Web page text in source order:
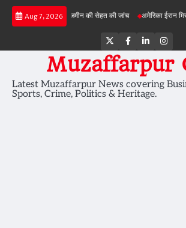
Skip
Aug 7, 2026
परियोजनाओं में जमीन की सेहत की जांच अमेरिका ईरान मिसाइल हमला
Twitter
Facebook
LinkedIn
Muzaffarpur
Latest Muzaffarpur News covering
Sports, Crime, Politics & Heritage.